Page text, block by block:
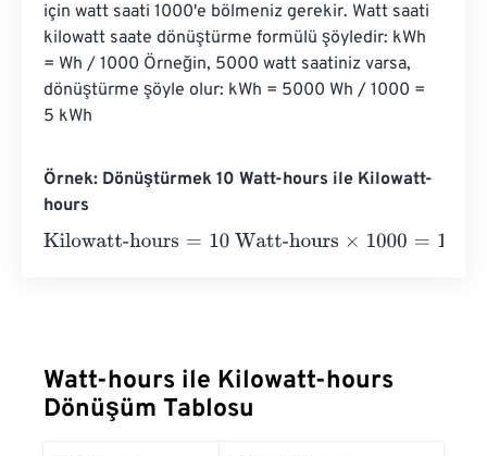
için watt saati 1000'e bölmeniz gerekir. Watt saati
kilowatt saate dönüştürme formülü şöyledir: kWh
= Wh / 1000 Örneğin, 5000 watt saatiniz varsa,
dönüştürme şöyle olur: kWh = 5000 Wh / 1000 =
5 kWh
Örnek: Dönüştürmek 10 Watt-hours ile Kilowatt-
hours
Kilowatt-hours=10 Watt-hours×1000=10000 Kilowatt-
Watt-hours ile Kilowatt-hours
Dönüşüm Tablosu